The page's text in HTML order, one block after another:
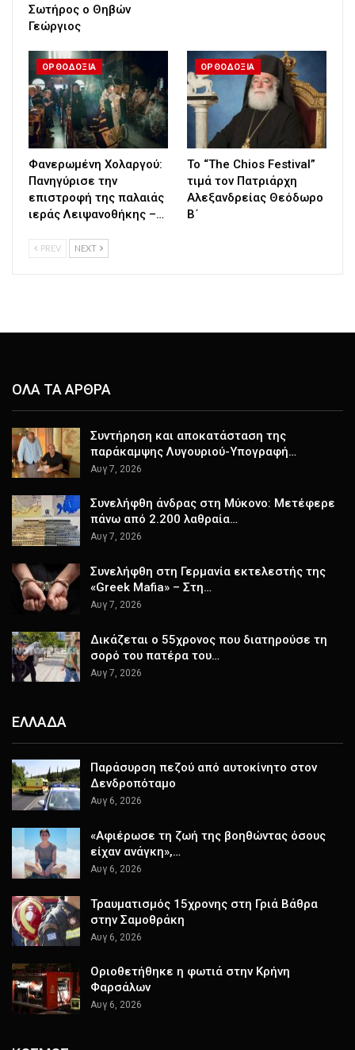
Σωτήρος ο Θηβών
Γεώργιος
ΟΡΘΟΔΟΞΙΑ
Φανερωμένη Χολαργού:
Πανηγύρισε την
επιστροφή της παλαιάς
ιεράς Λειψανοθήκης –…
ΟΡΘΟΔΟΞΙΑ
Το “The Chios Festival”
τιμά τον Πατριάρχη
Αλεξανδρείας Θεόδωρο
Β΄
PREV NEXT
ΟΛΑ ΤΑ ΑΡΘΡΑ
Συντήρηση και αποκατάσταση της
παράκαμψης Λυγουριού-Υπογραφή…
Αυγ 7, 2026
Συνελήφθη άνδρας στη Μύκονο: Μετέφερε
πάνω από 2.200 λαθραία…
Αυγ 7, 2026
Συνελήφθη στη Γερμανία εκτελεστής της
«Greek Mafia» – Στη…
Αυγ 7, 2026
Δικάζεται ο 55χρονος που διατηρούσε τη
σορό του πατέρα του…
Αυγ 7, 2026
ΕΛΛΑΔΑ
Παράσυρση πεζού από αυτοκίνητο στον
Δενδροπόταμο
Αυγ 6, 2026
«Αφιέρωσε τη ζωή της βοηθώντας όσους
είχαν ανάγκη»,…
Αυγ 6, 2026
Τραυματισμός 15χρονης στη Γριά Βάθρα
στην Σαμοθράκη
Αυγ 6, 2026
Οριοθετήθηκε η φωτιά στην Κρήνη
Φαρσάλων
Αυγ 6, 2026